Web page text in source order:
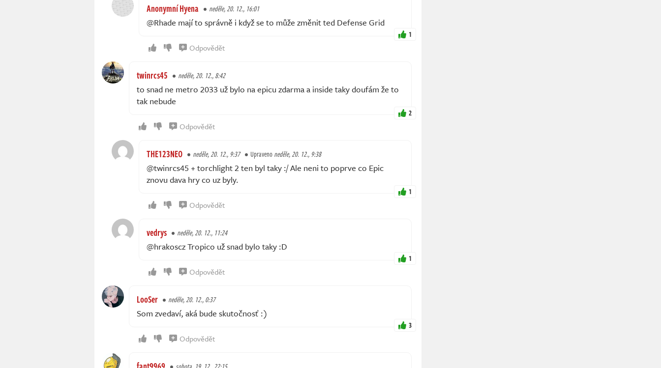
Anonymní Hyena neděle, 20. 12., 16:01
@Rhade mají to správně i když se to může změnit ted Defense Grid
1
Odpovědět
twinrcs45 neděle, 20. 12., 8:42
to snad ne metro 2033 už bylo na epicu zdarma a inside taky doufám že to
tak nebude
2
Odpovědět
THE123NEO neděle, 20. 12., 9:37 Upravenoneděle, 20. 12., 9:38
@twinrcs45 + torchlight 2 ten byl taky :/ Ale neni to poprve co Epic
znovu dava hry co uz byly.
1
Odpovědět
vedrys neděle, 20. 12., 11:24
@hrakoscz Tropico už snad bylo taky :D
1
Odpovědět
LooSer neděle, 20. 12., 0:37
Som zvedaví, aká bude skutočnosť :)
3
Odpovědět